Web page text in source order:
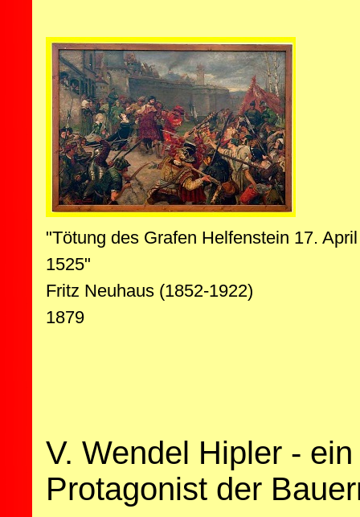
"Tötung des Grafen Helfenstein 17. April
1525"
Fritz Neuhaus (1852-1922)
1879
V. Wendel Hipler -
Protagonist der